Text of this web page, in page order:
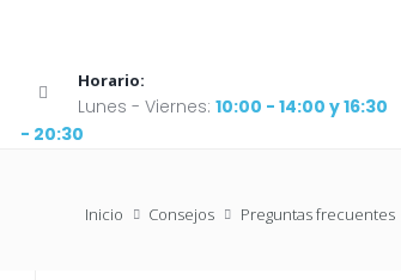
Horario:
Lunes - Viernes:10:00 - 14:00 y 16:30
- 20:30
Inicio Consejos Preguntas frecuentes